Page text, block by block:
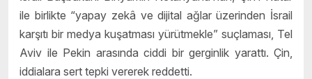
ile birlikte “yapay zekâ ve dijital ağlar üzerinden İsrail
karşıtı bir medya kuşatması yürütmekle” suçlaması, Tel
Aviv ile Pekin arasında ciddi bir gerginlik yarattı. Çin,
iddialara sert tepki vererek reddetti.